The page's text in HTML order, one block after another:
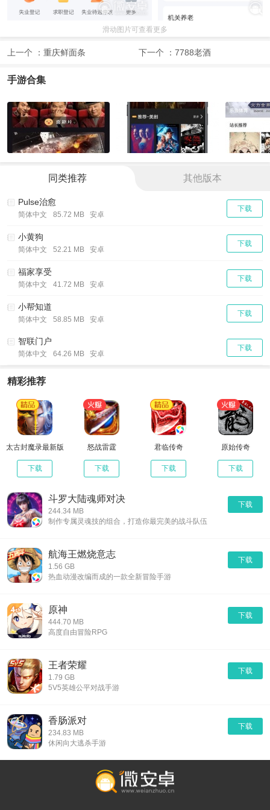
滑动图片可查看更多
上一个 ： 重庆鲜面条 下一个 ： 7788老酒
手游合集
同类推荐 其他版本
Pulse治愈
简体中文 85.72 MB 安卓
下载
小黄狗
简体中文 52.21 MB 安卓
下载
福家享受
简体中文 41.72 MB 安卓
下载
小帮知道
简体中文 58.85 MB 安卓
下载
智联门户
简体中文 64.26 MB 安卓
下载
精彩推荐
太古封魔录最新版
下载
怒战雷霆
下载
君临传奇
下载
原始传奇
下载
斗罗大陆魂师对决
244.34 MB
下载
制作专属灵魂技的组合，打造你最完美的战斗队伍
航海王燃烧意志
1.56 GB
下载
热血动漫改编而成的一款全新冒险手游
原神
444.70 MB
下载
高度自由冒险RPG
王者荣耀
1.79 GB
下载
5V5英雄公平对战手游
香肠派对
234.83 MB
下载
休闲向大逃杀手游